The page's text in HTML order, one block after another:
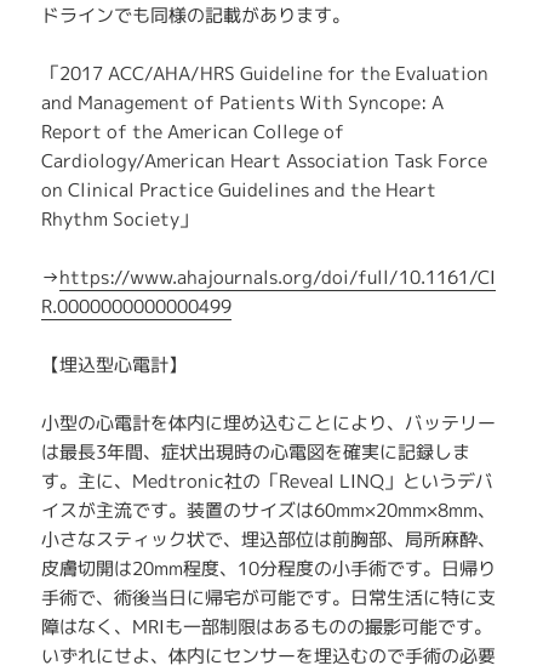
ドラインでも同様の記載があります。
「2017 ACC/AHA/HRS Guideline for the Evaluation
and Management of Patients With Syncope: A
Report of the American College of
Cardiology/American Heart Association Task Force
on Clinical Practice Guidelines and the Heart
Rhythm Society」
→https://www.ahajournals.org/doi/full/10.1161/CI
R.0000000000000499
【埋込型心電計】
小型の心電計を体内に埋め込むことにより、バッテリー
は最長3年間、症状出現時の心電図を確実に記録しま
す。主に、Medtronic社の「Reveal LINQ」というデバ
イスが主流です。装置のサイズは60mm×20mm×8mm、
小さなスティック状で、埋込部位は前胸部、局所麻酔、
皮膚切開は20mm程度、10分程度の小手術です。日帰り
手術で、術後当日に帰宅が可能です。日常生活に特に支
障はなく、MRIも一部制限はあるものの撮影可能です。
いずれにせよ、体内にセンサーを埋込むので手術の必要